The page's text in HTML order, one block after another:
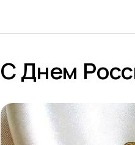
С Днем